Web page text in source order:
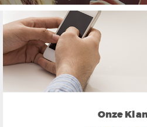
Onze